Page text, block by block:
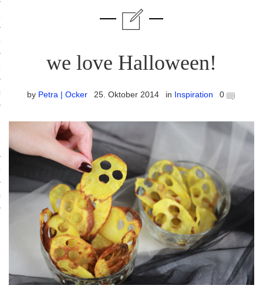
Workshopswe love Halloween!
by Petra | Ocker 25. Oktober 2014 in Inspiration 0